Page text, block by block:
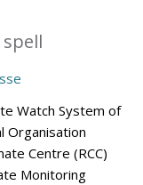
Watch System of
Organisation
Centre (RCC)
Monitoring